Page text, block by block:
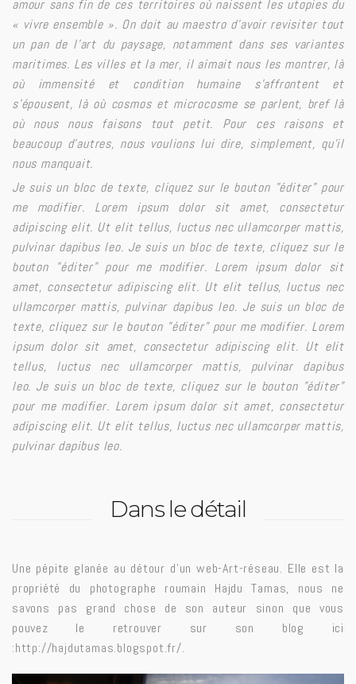
amour sans fin de ces territoires où naissent les utopies du
« vivre ensemble ». On doit au maestro d’avoir revisiter tout
un pan de l’art du paysage, notamment dans ses variantes
maritimes. Les villes et la mer, il aimait nous les montrer, là
où immensité et condition humaine s’affrontent et
s’épousent, là où cosmos et microcosme se parlent, bref là
où nous nous faisons tout petit. Pour ces raisons et
beaucoup d’autres, nous voulions lui dire, simplement, qu’il
nous manquait.
Je suis un bloc de texte, cliquez sur le bouton ”éditer” pour
me modifier. Lorem ipsum dolor sit amet, consectetur
adipiscing elit. Ut elit tellus, luctus nec ullamcorper mattis,
pulvinar dapibus leo. Je suis un bloc de texte, cliquez sur le
bouton ”éditer” pour me modifier. Lorem ipsum dolor sit
amet, consectetur adipiscing elit. Ut elit tellus, luctus nec
ullamcorper mattis, pulvinar dapibus leo. Je suis un bloc de
texte, cliquez sur le bouton ”éditer” pour me modifier. Lorem
ipsum dolor sit amet, consectetur adipiscing elit. Ut elit
tellus, luctus nec ullamcorper mattis, pulvinar dapibus
leo. Je suis un bloc de texte, cliquez sur le bouton ”éditer”
pour me modifier. Lorem ipsum dolor sit amet, consectetur
adipiscing elit. Ut elit tellus, luctus nec ullamcorper mattis,
pulvinar dapibus leo.
Dans le détail
Une pépite glanée au détour d’un web-Art-réseau. Elle est la
propriété du photographe roumain Hajdu Tamas, nous ne
savons pas grand chose de son auteur sinon que vous
pouvez le retrouver sur son blog ici
:http://hajdutamas.blogspot.fr/.